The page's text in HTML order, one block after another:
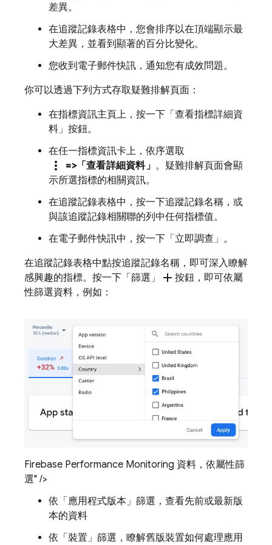
差異。
在追蹤記錄表格中，您會排序以在頂端顯示最
大差異，並看到顯著的百分比變化。
您收到電子郵件快訊，通知您有成效問題。
你可以透過下列方式存取疑難排解頁面：
在指標資訊主頁上，按一下「查看指標詳細資
料」 按鈕。
在任一指標資訊卡上，依序選取
more_vert =>「查看詳細資料」 。疑難排解頁面會顯
示所選指標的相關資訊。
在追蹤記錄表格中，按一下追蹤記錄名稱，或
與該追蹤記錄相關聯的列中任何指標值。
在電子郵件快訊中，按一下「立即調查」 。
在追蹤記錄表格中點按追蹤記錄名稱，即可深入瞭解
感興趣的指標。按一下「篩選」
add 按鈕，即可依屬
性篩選資料，例如：
Firebase Performance Monitoring 資料，依屬性篩
選" />
依「應用程式版本」 篩選，查看先前或最新版
本的資料
依「裝置」 篩選，瞭解舊版裝置如何處理應用